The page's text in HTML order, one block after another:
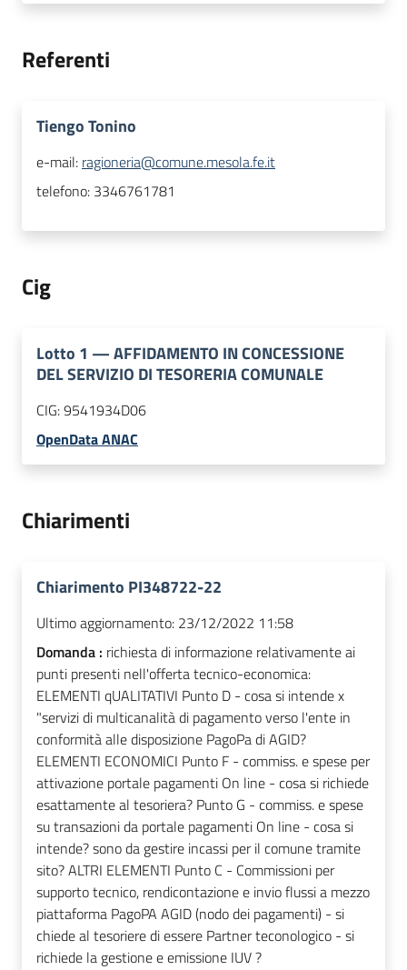
Referenti
Tiengo Tonino
e-mail: ragioneria@comune.mesola.fe.it
telefono: 3346761781
Cig
Lotto 1 —AFFIDAMENTO IN CONCESSIONE
DEL SERVIZIO DI TESORERIA COMUNALE
CIG:9541934D06
OpenData ANAC
Chiarimenti
Chiarimento PI348722-22
Ultimo aggiornamento: 23/12/2022 11:58
Domanda : richiesta di informazione relativamente ai
punti presenti nell'offerta tecnico-economica:
ELEMENTI qUALITATIVI Punto D - cosa si intende x
"servizi di multicanalità di pagamento verso l'ente in
conformità alle disposizione PagoPa di AGID?
ELEMENTI ECONOMICI Punto F - commiss. e spese per
attivazione portale pagamenti On line - cosa si richiede
esattamente al tesoriera? Punto G - commiss. e spese
su transazioni da portale pagamenti On line - cosa si
intende? sono da gestire incassi per il comune tramite
sito? ALTRI ELEMENTI Punto C - Commissioni per
supporto tecnico, rendicontazione e invio flussi a mezzo
piattaforma PagoPA AGID (nodo dei pagamenti) - si
chiede al tesoriere di essere Partner teconologico - si
richiede la gestione e emissione IUV ?